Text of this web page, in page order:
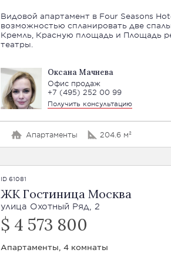
Видовой апартамент в Four Seasons
возможностью спланировать две
Кремль, Красную площадь и Площадь
театры.
Оксана Мачнева
Офис продаж
+7 (495) 252 00 99
Получить консультацию
Апартаменты 204.6 м²
ID 61081
ЖК Гостиница Москва
улица Охотный Ряд, 2
$ 4 573 800
Апартаменты, 4 комнаты